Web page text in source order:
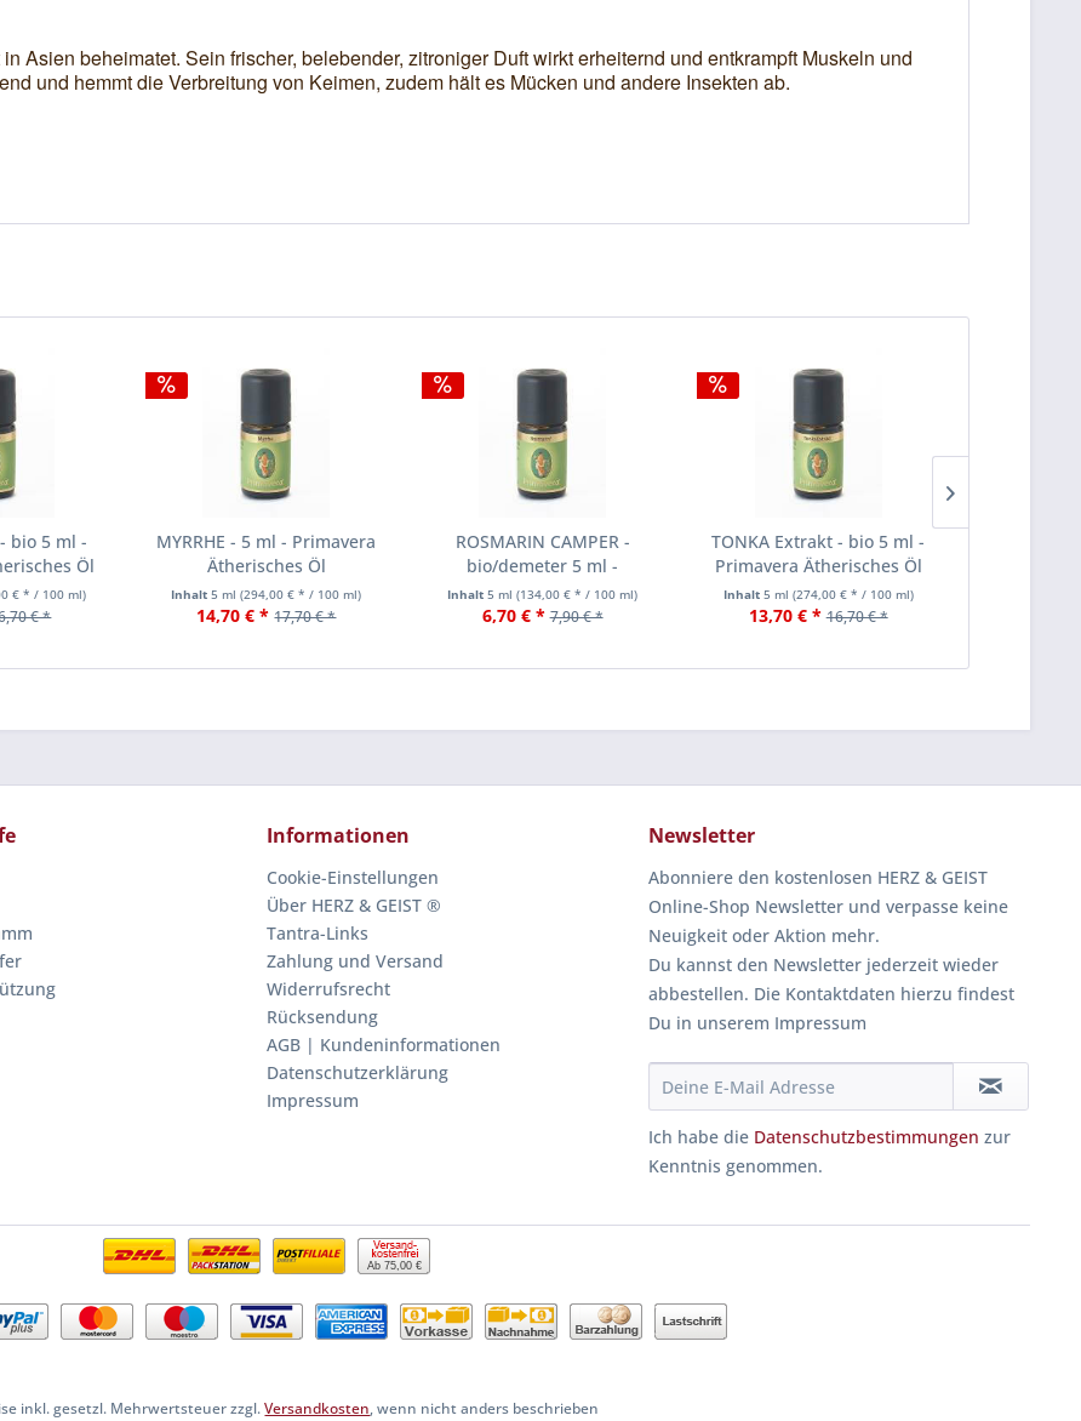
Asien beheimatet. Sein frischer, belebender, zitroniger Duft wirkt erheiternd und entkrampft Muskeln und
und hemmt die Verbreitung von Keimen, zudem hält es Mücken und andere Insekten ab.
- bio 5 ml -
Öl
€ * / 100 ml)
€ *
MYRRHE - 5 ml - Primavera
Ätherisches Öl
Inhalt5 ml(294,00 € * / 100 ml)
14,70 € * 17,70 € *
ROSMARIN CAMPER -
bio/demeter 5 ml -
Primavera Ätherisches Öl
Inhalt5 ml(134,00 € * / 100 ml)
6,70 € * 7,90 € *
TONKA Extrakt - bio 5 ml -
Primavera Ätherisches Öl
Inhalt 5 ml (274,00 € * / 100 ml)
13,70 € * 16,70 € *
Informationen
Cookie-Einstellungen
Über HERZ & GEIST ®
Tantra-Links
Zahlung und Versand
Widerrufsrecht
Rücksendung
AGB | Kundeninformationen
Datenschutzerklärung
Impressum
Newsletter
Abonniere den kostenlosen HERZ & GEIST
Online-Shop Newsletter und verpasse keine
Neuigkeit oder Aktion mehr.
Du kannst den Newsletter jederzeit wieder
abbestellen. Die Kontaktdaten hierzu findest
Du in unserem Impressum
Ich habe die Datenschutzbestimmungen zur
Kenntnis genommen.
Ab 75,00 €
inkl. gesetzl. Mehrwertsteuer zzgl.Versandkosten, wenn nicht anders beschrieben